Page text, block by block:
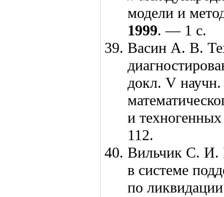
модели и
1999. — 1 с.
Васин А. В.
докл. V
и
112.
Вильчик С. И.
в системе
по